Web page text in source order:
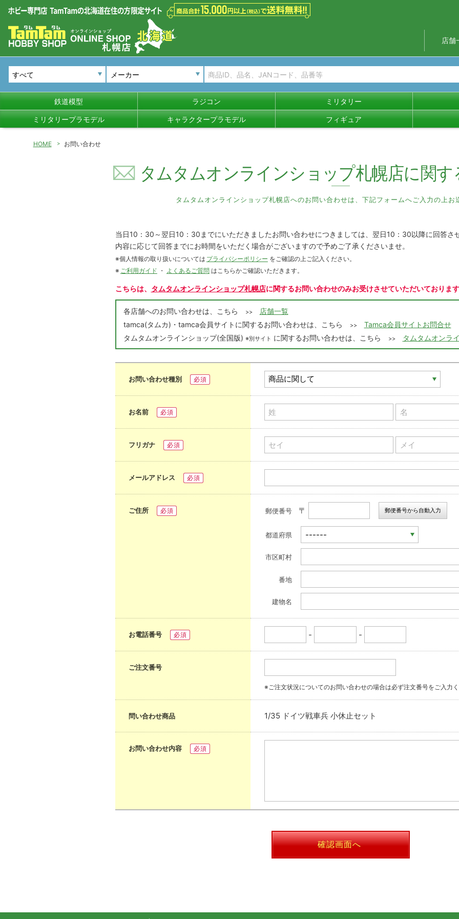
店舗
メーカー
鉄道模型 ラジコン ミリタリー
ミリタリープラモデル キャラクタープラモデル フィギュア
HOME お問い合わせ
タムタムオンラインショップ札幌店に関
タムタムオンラインショップ札幌店へのお問い合わせは、 下記フォームへご入力の上お
当日10：30～翌日10：30までにいただきましたお問い合わせにつきましては、翌日10：30以降に回答さ
内容に応じて回答までにお時間をいただく場合がございますので予めご了承くださいませ。
※個人情報の取り扱いについては プライバシーポリシー をご確認の上ご記入ください。
※ ご利用ガイド ・ よくあるご質問 はこちらかご確認いただきます。
こちらは、 タムタムオンラインショップ札幌店に関するお問い合わせのみお受けさせていただいておりま
各店舗へのお問い合わせは、こちら >>
店舗一覧
tamca(タムカ)・tamca会員サイトに関するお問い合わせは、こちら
>>
Tamca会員サイトお問合せ
タムタムオンラインショップ(全国版) ※別サイト に関するお問い合わせは、こちら >> タムタムオンラ
お問い合わせ種別 必須
お名前 必須
フリガナ 必須
メールアドレス 必須
ご住所 必須 郵便番号 〒 郵便番号から自動入力
都道府県
市区町村
番地
建物名
お電話番号 必須 - -
ご注文番号
※ご注文状況についてのお問い合わせの場合は必ず注文番号をご入力
問い合わせ商品 1/35 ドイツ戦車兵 小休止セット
お問い合わせ内容 必須
確認画面へ